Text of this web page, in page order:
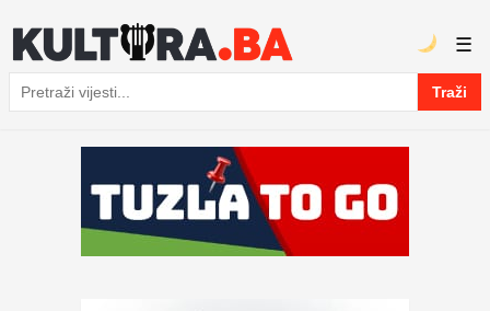
Pretraga
Traži
☰